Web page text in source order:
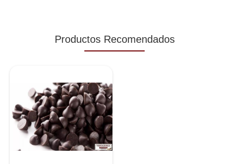
Productos Recomendados